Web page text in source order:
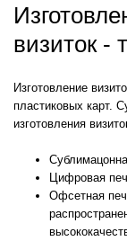
визиток -
Изготовление
пластиковых карт.
изготовления
Цифровая
Офсетная